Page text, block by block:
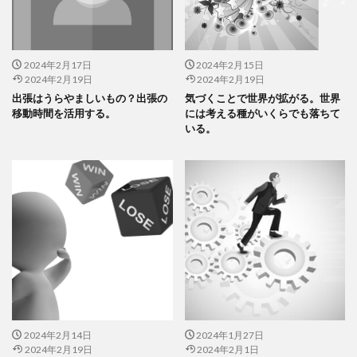
2024年2月17日
2024年2月19日
出張はうらやましいもの？出張の
移動時間を活用する。
2024年2月15日
2024年2月19日
気づくことで世界が拡がる。世界
には考える種がいくらでも落ちて
いる。
2024年2月14日
2024年2月19日
2024年1月27日
2024年2月1日